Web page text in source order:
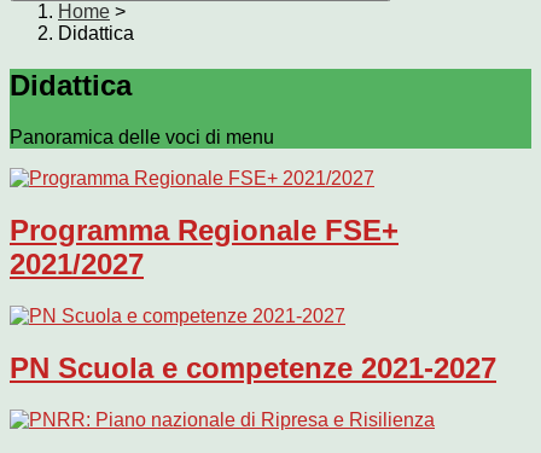
Home >
Didattica
Didattica
Panoramica delle voci di menu
Programma Regionale FSE+
2021/2027
PN Scuola e competenze 2021-2027